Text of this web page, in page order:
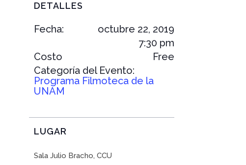
DETALLES
Fecha:
octubre 22, 2019
7:30 pm
Costo
Free
Categoría del Evento:
Programa Filmoteca de la
UNAM
LUGAR
Sala Julio Bracho, CCU